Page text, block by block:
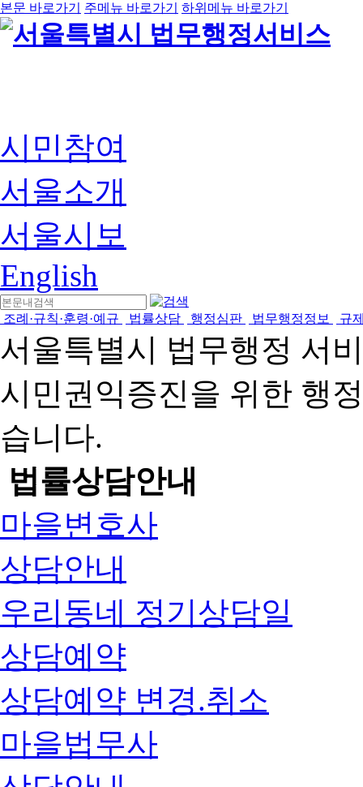
본문 바로가기 주메뉴 바로가기 하위메뉴 바로가기
시민참여
서울소개
서울시보
English
조례·규칙·훈령·예규 법률상담 행정심판 법무행정정보 규
서울특별시 법무행정 서
시민권익증진을 위한 행
습니다.
법률상담안내
마을변호사
상담안내
우리동네 정기상담일
상담예약
상담예약 변경.취소
마을법무사